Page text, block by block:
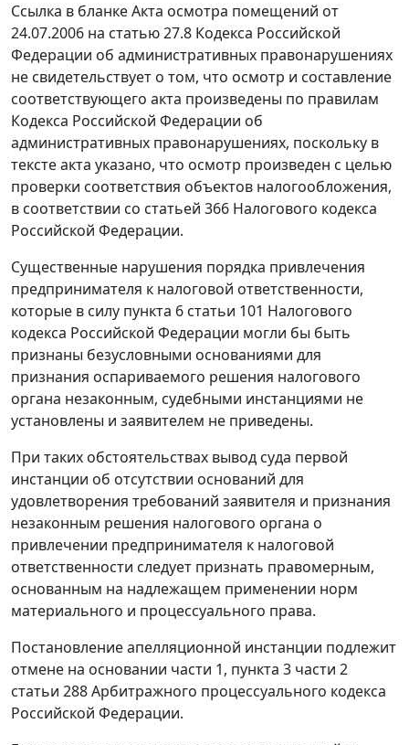
Ссылка в бланке Акта осмотра помещений от
24.07.2006 на статью 27.8 Кодекса Российской
Федерации об административных правонарушениях
не свидетельствует о том, что осмотр и составление
соответствующего акта произведены по правилам
Кодекса Российской Федерации об
административных правонарушениях, поскольку в
тексте акта указано, что осмотр произведен с целью
проверки соответствия объектов налогообложения,
в соответствии со статьей 366 Налогового кодекса
Российской Федерации.
Существенные нарушения порядка привлечения
предпринимателя к налоговой ответственности,
которые в силу пункта 6 статьи 101 Налогового
кодекса Российской Федерации могли бы быть
признаны безусловными основаниями для
признания оспариваемого решения налогового
органа незаконным, судебными инстанциями не
установлены и заявителем не приведены.
При таких обстоятельствах вывод суда первой
инстанции об отсутствии оснований для
удовлетворения требований заявителя и признания
незаконным решения налогового органа о
привлечении предпринимателя к налоговой
ответственности следует признать правомерным,
основанным на надлежащем применении норм
материального и процессуального права.
Постановление апелляционной инстанции подлежит
отмене на основании части 1, пункта 3 части 2
статьи 288Арбитражного процессуального кодекса
Российской Федерации.